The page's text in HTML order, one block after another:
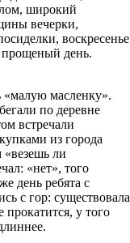
широкий
вечерки,
воскресенье
день.
«малую масленку».
по деревне
встречали
из города
«везешь ли
«нет», того
день ребята с
с гор: существовала
у того